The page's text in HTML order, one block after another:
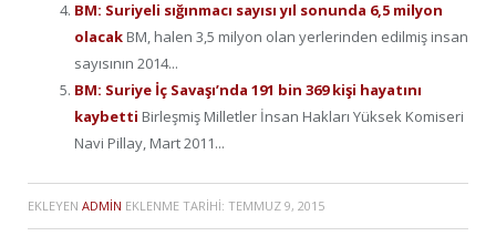
BM: Suriyeli sığınmacı sayısı yıl sonunda 6,5 milyon
olacak BM, halen 3,5 milyon olan yerlerinden edilmiş insan
sayısının 2014...
BM: Suriye İç Savaşı’nda 191 bin 369 kişi hayatını
kaybetti Birleşmiş Milletler İnsan Hakları Yüksek Komiseri
Navi Pillay, Mart 2011...
EKLEYEN ADMIN EKLENME TARIHI: TEMMUZ 9, 2015